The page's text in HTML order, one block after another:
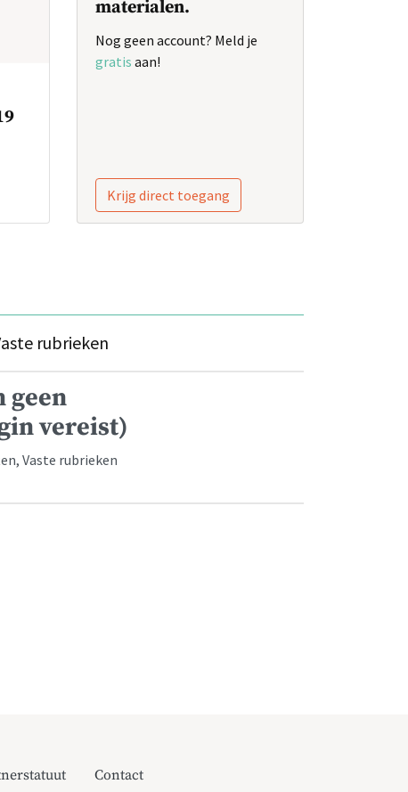
materialen.
Nog geen account? Meld je
gratis aan!
Krijg direct toegang
rubrieken
geen
vereist)
Vaste rubrieken
Contact